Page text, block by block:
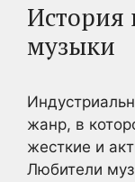
История
музыки
жанр, в
жесткие и
Любители